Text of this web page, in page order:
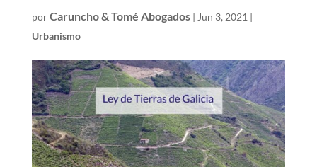
porCaruncho & Tomé Abogados| Jun 3, 2021 |
Urbanismo